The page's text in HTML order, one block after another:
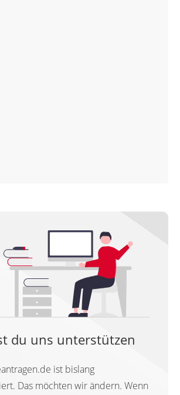
du uns unterstützen
ist bislang
Das möchten wir ändern. Wenn